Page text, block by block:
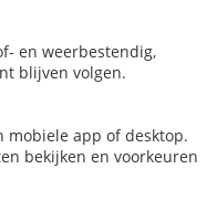
en weerbestendig,
blijven volgen.
mobiele app of desktop.
bekijken en voorkeuren